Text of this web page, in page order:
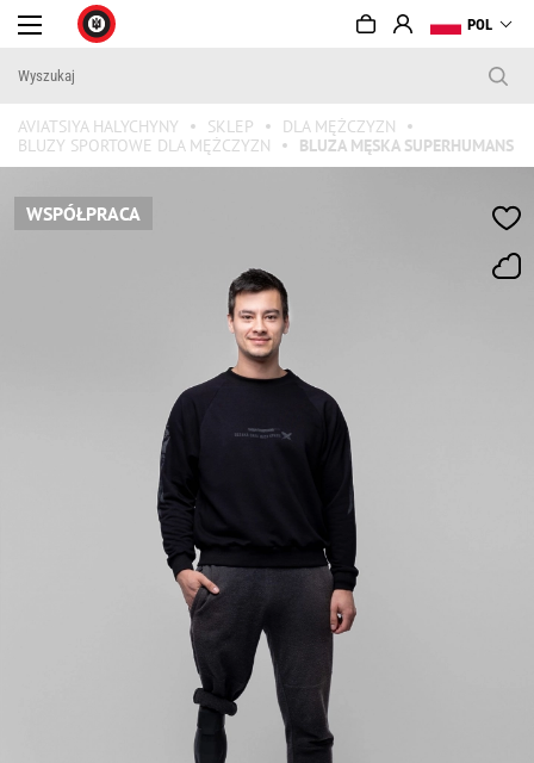
POL
AVIATSIYA HALYCHYNY SKLEP
DLA MĘŻCZYZN
BLUZY SPORTOWE DLA MĘŻCZYZN
BLUZA MĘSKA SUPERHUMANS
WSPÓŁPRACA